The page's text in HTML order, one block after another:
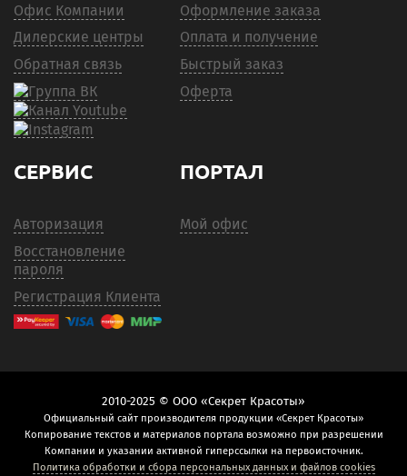
Офис Компании
Дилерские центры
Обратная связь
Оформление заказа
Оплата и получение
Быстрый заказ
Оферта
СЕРВИС
Авторизация
Восстановление
пароля
Регистрация Клиента
ПОРТАЛ
Мой офис
2010-2025 © ООО «Секрет Красоты»
Официальный сайт производителя продукции «Секрет Красоты»
Копирование текстов и материалов портала возможно при разрешении
Компании и указании активной гиперссылки на первоисточник.
Политика обработки и сбора персональных данных и файлов cookies